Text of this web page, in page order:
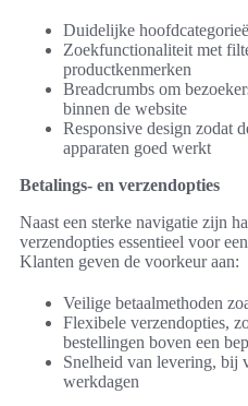
Duidelijke
Zoekfunctionaliteit met
productkenmerken
Breadcrumbs om
binnen de website
Responsive design zodat
apparaten goed werkt
Betalings- en verzendopties
Naast een sterke navigatie zijn
verzendopties essentieel voor
Klanten geven de voorkeur aan:
Veilige betaalmethoden
Flexibele verzendopties,
bestellingen boven een
Snelheid van levering, bij
werkdagen